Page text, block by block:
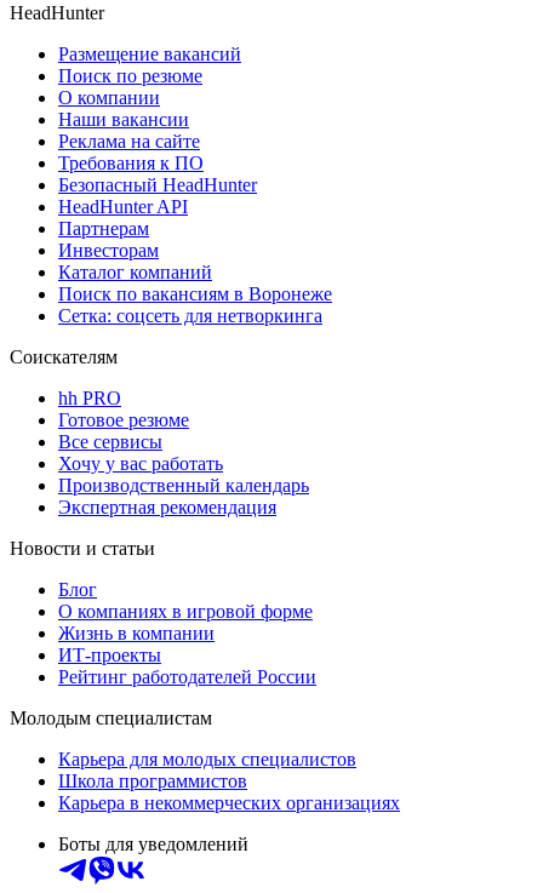
HeadHunter
Размещение вакансий
Поиск по резюме
О компании
Наши вакансии
Реклама на сайте
Требования к ПО
Безопасный HeadHunter
HeadHunter API
Партнерам
Инвесторам
Каталог компаний
Поиск по вакансиям в Воронеже
Сетка: соцсеть для нетворкинга
Соискателям
hh PRO
Готовое резюме
Все сервисы
Хочу у вас работать
Производственный календарь
Экспертная рекомендация
Новости и статьи
Блог
О компаниях в игровой форме
Жизнь в компании
ИТ-проекты
Рейтинг работодателей России
Молодым специалистам
Карьера для молодых специалистов
Школа программистов
Карьера в некоммерческих организациях
Боты для уведомлений